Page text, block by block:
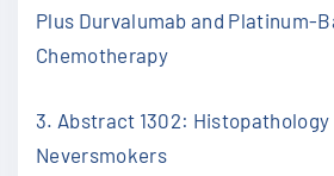
Plus Durvalumab and Platinum-
Chemotherapy
3. Abstract 1302: Histopathology
Neversmokers